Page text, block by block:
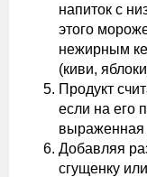
напиток с
этого
нежирным
(киви,
Продукт
если на его
выраженная
Добавляя
сгущенку